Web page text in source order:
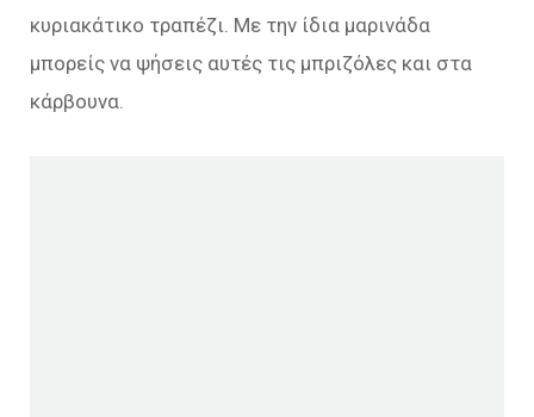
κυριακάτικο τραπέζι. Με την ίδια μαρινάδα
μπορείς να ψήσεις αυτές τις μπριζόλες και στα
κάρβουνα.